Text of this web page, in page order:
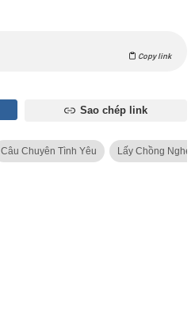
Copy link
Sao chép link
Câu Chuyên Tình Yêu Lấy Chồng